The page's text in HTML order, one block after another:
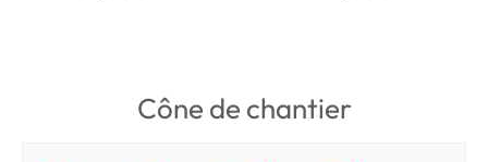
Cône de chantier